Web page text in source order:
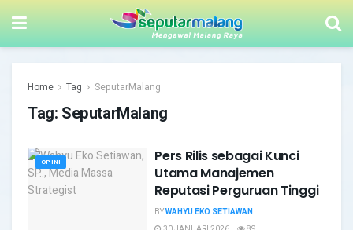
Home Tag SeputarMalang
Tag: SeputarMalang
OPINI
Pers Rilis sebagai Kunci
Utama Manajemen
Reputasi Perguruan Tinggi
BYWAHYU EKO SETIAWAN